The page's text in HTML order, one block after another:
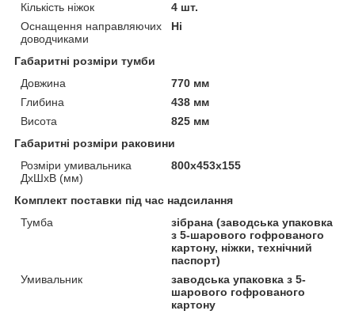
Кількість ніжок
4 шт.
Оснащення направляючих
доводчиками
Ні
Габаритні розміри тумби
Довжина
770 мм
Глибина
438 мм
Висота
825 мм
Габаритні розміри раковини
Розміри умивальника
ДхШхВ (мм)
800х453х155
Комплект поставки під час надсилання
Тумба
зібрана (заводська упаковка
з 5-шарового гофрованого
картону, ніжки, технічний
паспорт)
Умивальник
заводська упаковка з 5-
шарового гофрованого
картону